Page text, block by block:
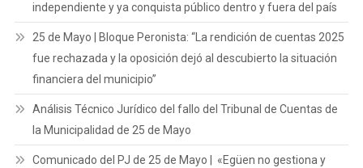
independiente y ya conquista público dentro y fuera del país
25 de Mayo | Bloque Peronista: “La rendición de cuentas 2025
fue rechazada y la oposición dejó al descubierto la situación
financiera del municipio”
Análisis Técnico Jurídico del fallo del Tribunal de Cuentas de
la Municipalidad de 25 de Mayo
Comunicado del PJ de 25 de Mayo | «Egüen no gestiona y